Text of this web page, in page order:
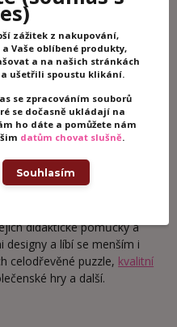
dílů
349 Kč/ks
odesíláme
Přidat do košíku
z 1
didaktické pomůcky a
designy a líbí se menším i
celodřevěné puzzle, kvalitní
hry a další.
zážitek z nakupování,
Vaše oblíbené produkty,
a na našich stránkách
ušetřili spoustu klikání.
se zpracováním souborů
se dočasně ukládají na
ho dáte a pomůžete nám
datům chovat slušně.
Souhlasím